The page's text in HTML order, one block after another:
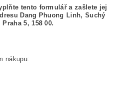
tento formulář a zašlete jej
Dang Phuong Linh, Suchý
Praha 5, 158 00.
nákupu: